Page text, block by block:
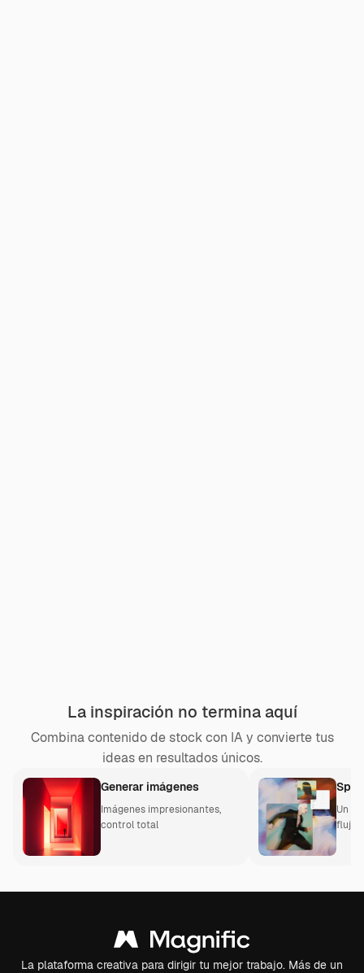
La inspiración no termina aquí
Combina contenido de stock con IA y convierte tus
ideas en resultados únicos.
Generar imágenes
Imágenes impresionantes,
control total
Un
flujos
La plataforma creativa para dirigir tu mejor trabajo. Más de un